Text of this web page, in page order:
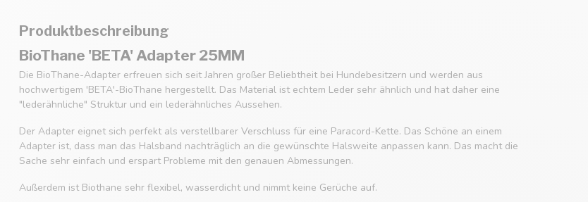
Produktbeschreibung
BioThane 'BETA' Adapter 25MM
Die BioThane-Adapter erfreuen sich seit Jahren großer Beliebtheit bei Hundebesitzern und werden aus
hochwertigem 'BETA'-BioThane hergestellt. Das Material ist echtem Leder sehr ähnlich und hat daher eine
"lederähnliche" Struktur und ein lederähnliches Aussehen.
Der Adapter eignet sich perfekt als verstellbarer Verschluss für eine Paracord-Kette. Das Schöne an einem
Adapter ist, dass man das Halsband nachträglich an die gewünschte Halsweite anpassen kann. Das macht die
Sache sehr einfach und erspart Probleme mit den genauen Abmessungen.
Außerdem ist Biothane sehr flexibel, wasserdicht und nimmt keine Gerüche auf.